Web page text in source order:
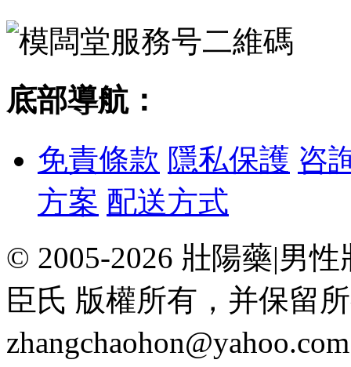
底部導航：
免責條款 隱私保護 咨
方案 配送方式
© 2005-2026 壯陽藥|男
臣氏 版權所有，并保留